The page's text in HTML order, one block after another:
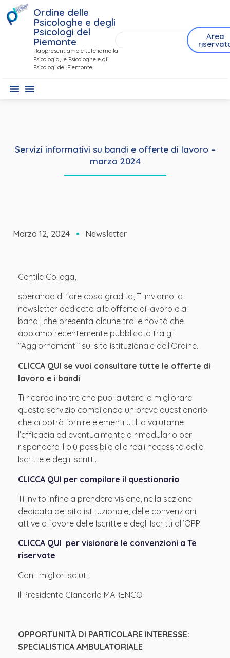
Ordine delle
Psicologhe e degli
Psicologi del
Piemonte
Rappresentiamo e tuteliamo la
Psicologia, le Psicologhe e gli
Psicologi del Piemonte
Area
Servizi informativi su bandi e offerte di lavoro –
marzo 2024
Marzo 12, 2024 Newsletter
Gentile Collega,
sperando di fare cosa gradita, Ti inviamo la
newsletter dedicata alle offerte di lavoro e ai
bandi, che presenta alcune tra le novità che
abbiamo recentemente pubblicato tra gli
“Aggiornamenti” sul sito istituzionale dell’Ordine.
CLICCA QUI se vuoi consultare tutte le offerte di
lavoro e i bandi
Ti ricordo inoltre che puoi aiutarci a migliorare
questo servizio compilando un breve questionario
che ci potrà fornire elementi utili a valutarne
l’efficacia ed eventualmente a rimodularlo per
rispondere il più possibile alle reali necessità delle
Iscritte e degli Iscritti.
CLICCA QUI per compilare il questionario
Ti invito infine a prendere visione, nella sezione
dedicata del sito istituzionale, delle convenzioni
attive a favore delle Iscritte e degli Iscritti all’OPP.
CLICCA QUI per visionare le convenzioni a Te
riservate
Con i migliori saluti,
Il Presidente Giancarlo MARENCO
OPPORTUNITÀ DI PARTICOLARE INTERESSE:
SPECIALISTICA AMBULATORIALE